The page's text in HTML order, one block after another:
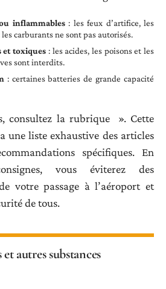
inflammables: les feux d’artifice, les
carburants ne sont pas autorisés.
et toxiques : les acides, les poisons et les
sont interdits.
: certaines batteries de grande capacité
consultez la rubrique ». Cette
une liste exhaustive des articles
spécifiques. En
vous éviterez des
votre passage à l’aéroport et
de tous.
autres substances